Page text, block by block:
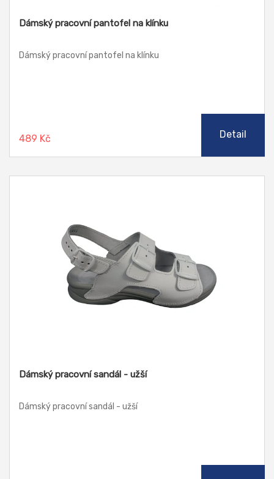
Dámský pracovní pantofel na klínku
Dámský pracovní pantofel na klínku
489 Kč Detail
Dámský pracovní sandál - užší
Dámský pracovní sandál - užší